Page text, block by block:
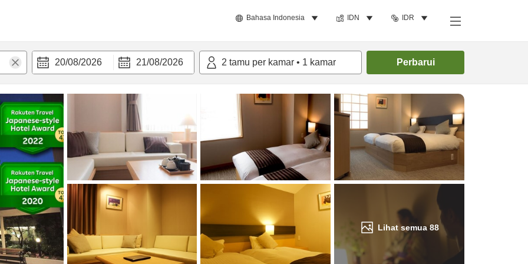
Bahasa Indonesia IDN IDR
20/08/2026 21/08/2026 2 tamu per kamar • 1 kamar Perbarui
Lihat semua88
Cari kamar